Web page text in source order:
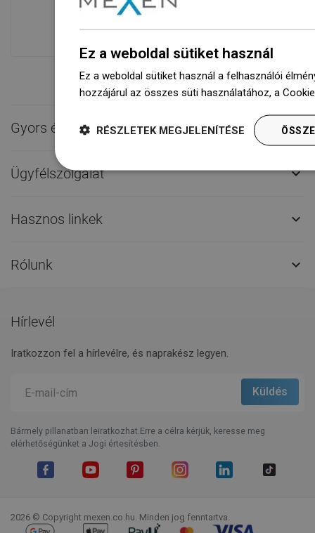
várnak rád.Mindig készen áll a
szállításra!
Gyors érintkezés 
Ügyfélszolgálat 
Hasznos linkek 
Rólunk 
Hírlevél
Iratkozzon fel a hírlevélre, és naprakész legyen.
Bármely pillanatban leiratkozhat.Erre a célra kérjük, keresse meg
elérhetőségünket a Jogi értesítésben.
2026 © Copyright mexen.co.hu. Minden jog fenntartva.
Ez a weboldal sütiket használ
Ez a weboldal sütiket használ a felhasználói
hozzájárul az összes süti használatához, a
RÉSZLETEK MEGJELENÍTÉSE